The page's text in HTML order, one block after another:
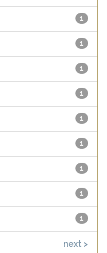
1
1
1
1
1
1
1
1
1
next >